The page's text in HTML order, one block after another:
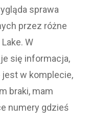
sprawa
przez różne
W
się informacja,
w komplecie,
braki, mam
numery gdzieś